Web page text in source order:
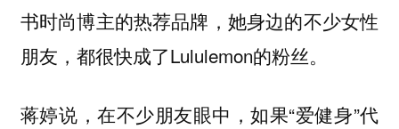
书时尚博主的热荐品牌，她身边的不少女性
朋友，都很快成了Lululemon的粉丝。
蒋婷说，在不少朋友眼中，如果“爱健身”代